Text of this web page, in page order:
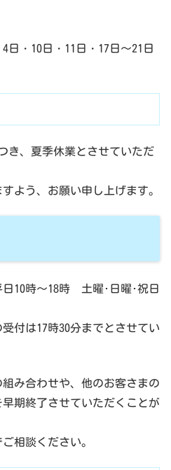
・10日・11日・17日～21日
き、夏季休業とさせていただ
よう、お願い申し上げます。
10時～18時 土曜･日曜･祝日
付は17時30分までとさせてい
み合わせや、他のお客さまの
期終了させていただくことが
相談ください。